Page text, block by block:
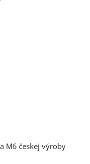
M6 českej výroby